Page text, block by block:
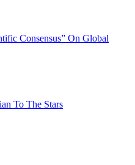
Consensus” On Global
To The Stars